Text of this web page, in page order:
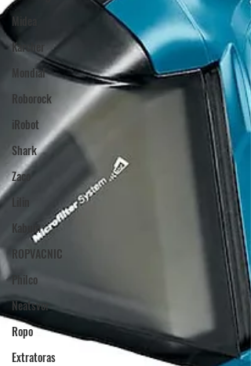
Midea
Karcher
Mondial
Roborock
iRobot
Shark
Zaco
Kabum
ROPVACNIC
Philco
Neatsvor
Ropo
Extratoras